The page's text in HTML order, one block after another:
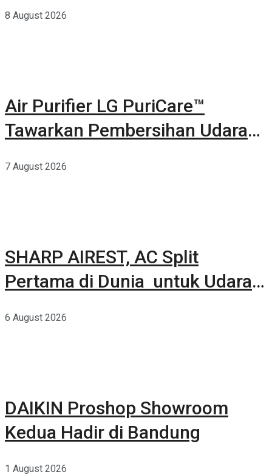
8 August 2026
Air Purifier LG PuriCare™
Tawarkan Pembersihan Udara
7 August 2026
SHARP AIREST, AC Split
Pertama di Dunia untuk Udara
6 August 2026
DAIKIN Proshop Showroom
Kedua Hadir di Bandung
1 August 2026